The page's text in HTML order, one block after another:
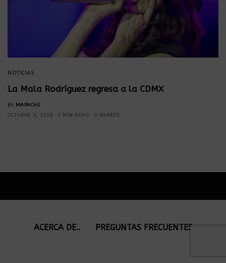
NOTICIAS
La Mala Rodríguez regresa a la CDMX
BY MAPACHE
OCTUBRE 9, 2018
1 MIN READ 0 SHARES
ACERCA DE.. PREGUNTAS FRECUENTES